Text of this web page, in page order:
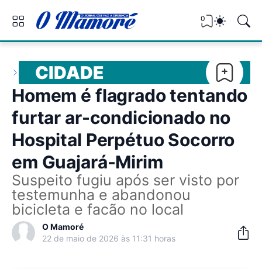
0
CIDADE
Homem é flagrado tentando
furtar ar-condicionado no
Hospital Perpétuo Socorro
em Guajará-Mirim
Suspeito fugiu após ser visto por
testemunha e abandonou
bicicleta e facão no local
O Mamoré
22 de maio de 2026 às 11:31 horas